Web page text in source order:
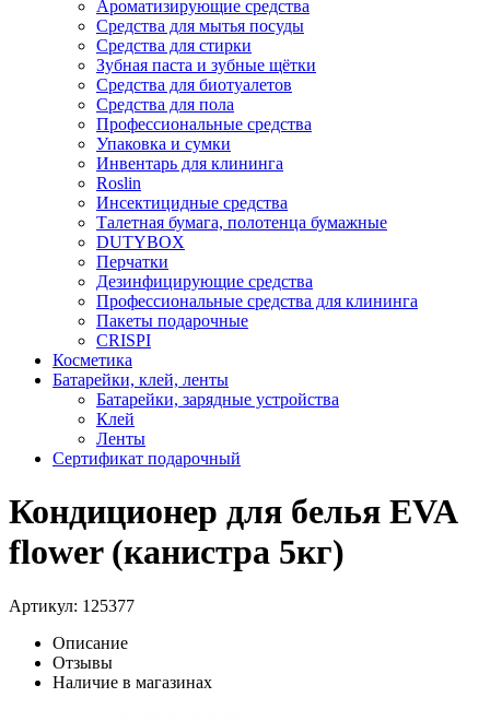
Ароматизирующие средства
Средства для мытья посуды
Средства для стирки
Зубная паста и зубные щётки
Средства для биотуалетов
Средства для пола
Профессиональные средства
Упаковка и сумки
Инвентарь для клининга
Roslin
Инсектицидные средства
Талетная бумага, полотенца бумажные
DUTYBOX
Перчатки
Дезинфицирующие средства
Профессиональные средства для клининга
Пакеты подарочные
CRISPI
Косметика
Батарейки, клей, ленты
Батарейки, зарядные устройства
Клей
Ленты
Сертификат подарочный
Кондиционер для белья EVA
flower (канистра 5кг)
Артикул: 125377
Описание
Отзывы
Наличие в магазинах